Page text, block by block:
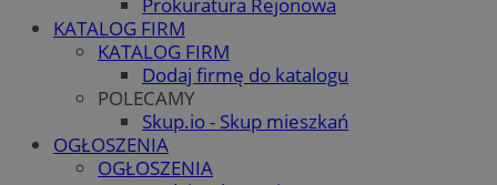
KATALOG FIRM
KATALOG FIRM
Dodaj firmę do katalogu
POLECAMY
Skup.io - Skup mieszkań
OGŁOSZENIA
OGŁOSZENIA